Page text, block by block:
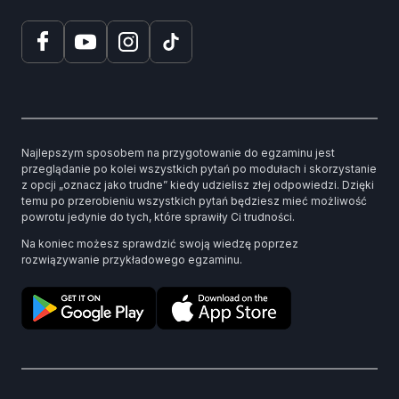
Najlepszym sposobem na przygotowanie do egzaminu jest
przeglądanie po kolei wszystkich pytań po modułach i skorzystanie
z opcji „oznacz jako trudne” kiedy udzielisz złej odpowiedzi. Dzięki
temu po przerobieniu wszystkich pytań będziesz mieć możliwość
powrotu jedynie do tych, które sprawiły Ci trudności.
Na koniec możesz sprawdzić swoją wiedzę poprzez
rozwiązywanie przykładowego egzaminu.